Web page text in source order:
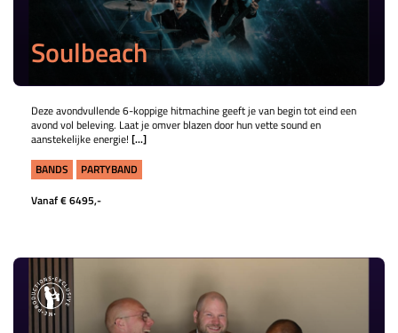
Soulbeach
Deze avondvullende 6-koppige hitmachine geeft je van begin tot eind een
avond vol beleving. Laat je omver blazen door hun vette sound en
aanstekelijke energie! [...]
BANDS
PARTYBAND
Vanaf € 6495,-